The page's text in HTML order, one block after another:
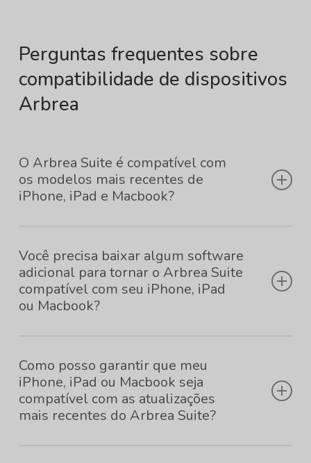
Perguntas frequentes sobre
compatibilidade de dispositivos
Arbrea
O Arbrea Suite é compatível com
os modelos mais recentes de
iPhone, iPad e Macbook?
com os modelos mais recentes de iPhone, iPad ou
Macbook disponíveis no mercado. Nossa equipe garante
atualizações pontuais para manter a compatibilidade com
dispositivos mais novos sem nenhum problema.
Você precisa baixar algum software
adicional para tornar o Arbrea Suite
compatível com seu iPhone, iPad
ou Macbook?
autônomo noLoja de aplicativos. Basta baixar o Arbrea
Suite na App Store do seu iPhone, iPad ou Macbook, e
você estará pronto. Não há necessidade de software ou
Como posso garantir que meu
iPhone, iPad ou Macbook seja
compatível com as atualizações
mais recentes do Arbrea Suite?